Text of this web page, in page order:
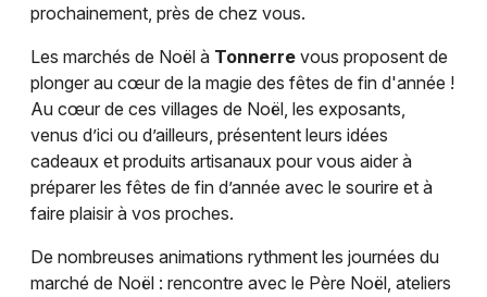
prochainement, près de chez vous.
Les marchés de Noël à Tonnerre vous proposent de
plonger au cœur de la magie des fêtes de fin d'année !
Au cœur de ces villages de Noël, les exposants,
venus d’ici ou d’ailleurs, présentent leurs idées
cadeaux et produits artisanaux pour vous aider à
préparer les fêtes de fin d’année avec le sourire et à
faire plaisir à vos proches.
De nombreuses animations rythment les journées du
marché de Noël : rencontre avec le Père Noël, ateliers